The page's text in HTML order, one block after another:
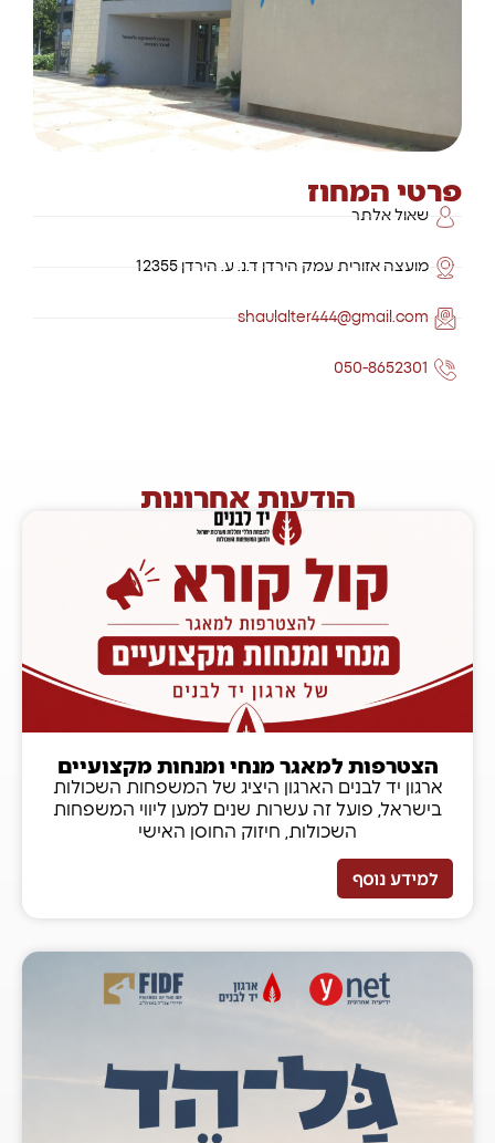
פרטי המחוז
שאול אלתר
מועצה אזורית עמק הירדן ד.נ. ע. הירדן 12355
shaulalter444@gmail.com
050-8652301
הודעות אחרונות
הצטרפות למאגר מנחי ומנחות מקצועיים
ארגון יד לבנים הארגון היציג של המשפחות השכולות
בישראל, פועל זה עשרות שנים למען ליווי המשפחות
השכולות, חיזוק החוסן האישי
למידע נוסף